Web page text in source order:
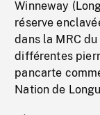
Winneway
réserve
dans la MRC
différentes
pancarte
Nation de